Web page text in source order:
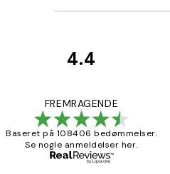
4.4
FREMRAGENDE
Baseret på 108406 bedømmelser.
Se nogle anmeldelser her.